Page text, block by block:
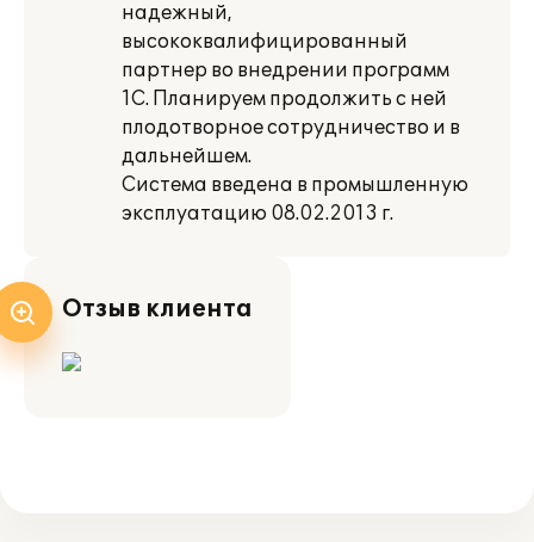
надежный,
высококвалифицированный
партнер во внедрении программ
1С. Планируем продолжить с ней
плодотворное сотрудничество и в
дальнейшем.
Система введена в промышленную
эксплуатацию 08.02.2013 г.
Отзыв клиента